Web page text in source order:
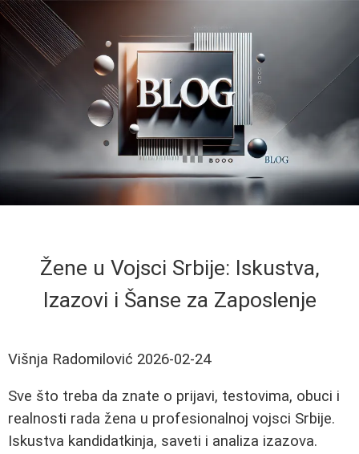
Žene u Vojsci Srbije: Iskustva,
Izazovi i Šanse za Zaposlenje
Višnja Radomilović 2026-02-24
Sve što treba da znate o prijavi, testovima, obuci i
realnosti rada žena u profesionalnoj vojsci Srbije.
Iskustva kandidatkinja, saveti i analiza izazova.